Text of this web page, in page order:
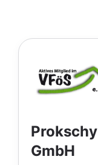
Prokschy
GmbH